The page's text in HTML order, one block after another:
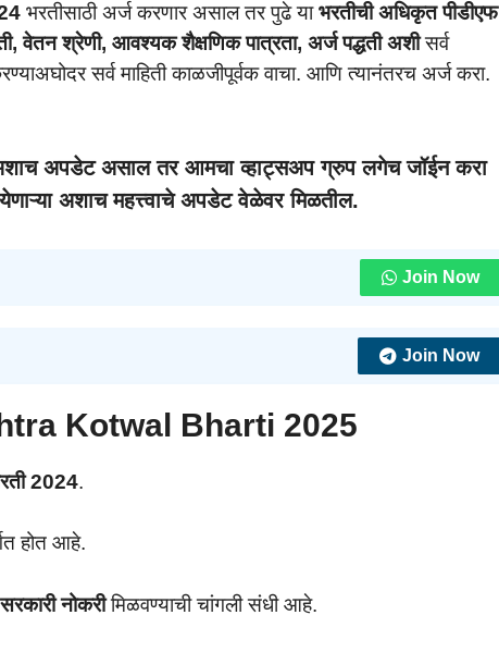
भरतीसाठी अर्ज करणार असाल तर पुढे याभरतीची अधिकृत पीडीएफ
वेतन श्रेणी, आवश्यक शैक्षणिक पात्रता, अर्ज पद्धती अशीसर्व
सर्व माहिती काळजीपूर्वक वाचा. आणि त्यानंतरच अर्ज करा.
अशाच अपडेट असाल तर आमचा व्हाट्सअप ग्रुप लगेच जॉईन करा
अशाच महत्त्वाचे अपडेट वेळेवर मिळतील.
Join Now
Join Now
Kotwal Bharti 2025
2024.
होत आहे.
सरकारी नोकरीमिळवण्याची चांगली संधी आहे.